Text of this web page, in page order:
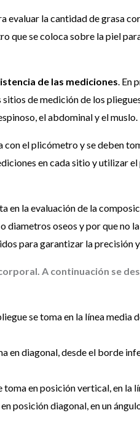
la cantidad de grasa
que se coloca sobre la piel
de las mediciones .
de medición de los
el abdominal y el muslo.
el plicómetro y se deben
en cada sitio y utilizar
en la evaluación de la
oseos y por que no
para garantizar la precisión
A continuación se
se toma en la línea media
en diagonal, desde el borde
en posición vertical, en la
posición diagonal, en un